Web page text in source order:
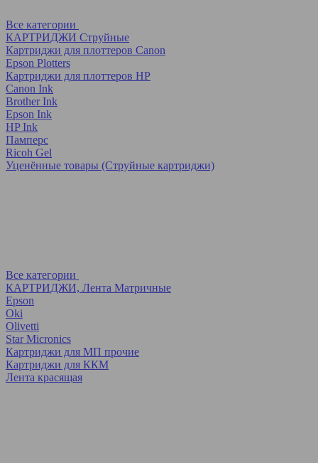
Все категории
КАРТРИДЖИ Струйные
Картриджи для плоттеров Canon
Epson Plotters
Картриджи для плоттеров HP
Canon Ink
Brother Ink
Epson Ink
HP Ink
Памперс
Ricoh Gel
Уценённые товары (Струйные картриджи)
Все категории
КАРТРИДЖИ, Лента Матричные
Epson
Oki
Olivetti
Star Micronics
Картриджи для МП прочие
Картриджи для ККМ
Лента красящая